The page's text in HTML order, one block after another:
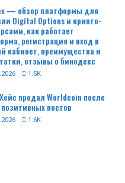
— обзор платформы для
Digital Options и крипто-
как работает
регистрация и вход в
кабинет, преимущества и
отзывы о бинодекс
1.5K
продал Worldcoin после
постов
1.6K